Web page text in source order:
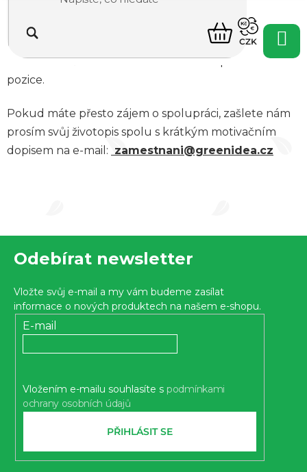
NÁKUPNÍ
KOŠÍK
CZK
Kariéra
Momentálně nenabízíme žádné volné pracovní
pozice.
Pokud máte přesto zájem o spolupráci, zašlete nám
prosím svůj životopis spolu s krátkým motivačním
dopisem na e-mail: zamestnani@greenidea.cz
Odebírat newsletter
Vložte svůj e-mail a my vám budeme zasílat
informace o nových produktech na našem e-shopu.
E-mail
Vložením e-mailu souhlasíte s podmínkami
ochrany osobních údajů
PŘIHLÁSIT SE